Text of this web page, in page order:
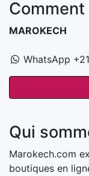
MAROKECH
WhatsApp
Qui
Marokech.com
boutiques en